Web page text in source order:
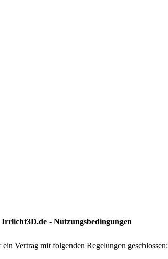
Irrlicht3D.de - Nutzungsbedingungen
Vertrag mit folgenden Regelungen geschlossen: